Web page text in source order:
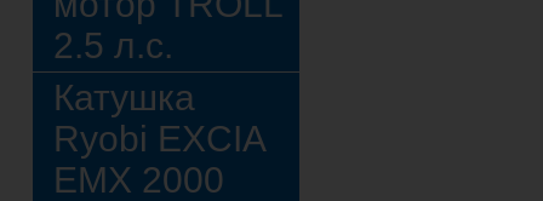
2.5 л.с.
Катушка
Ryobi EXCIA
EMX 2000